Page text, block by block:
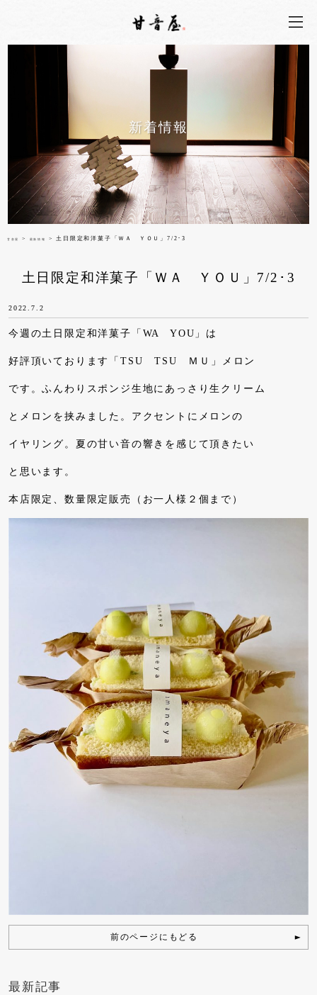
新着情報
甘音屋 > 最新情報 > 土日限定和洋菓子「ＷＡ ＹＯＵ」7/2･3
土日限定和洋菓子「ＷＡ ＹＯＵ」7/2･3
2022.7.2
今週の土日限定和洋菓子「WA YOU」は
好評頂いております「TSU TSU ＭＵ」メロン
です。ふんわりスポンジ生地にあっさり生クリーム
とメロンを挟みました。アクセントにメロンの
イヤリング。夏の甘い音の響きを感じて頂きたい
と思います。
本店限定、数量限定販売（お一人様２個まで）
前のページにもどる
最新記事